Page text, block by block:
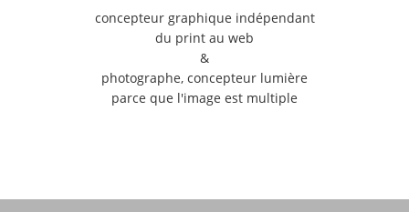
concepteur graphique indépendant
du print au web
&
photographe, concepteur lumière
parce que l'image est multiple